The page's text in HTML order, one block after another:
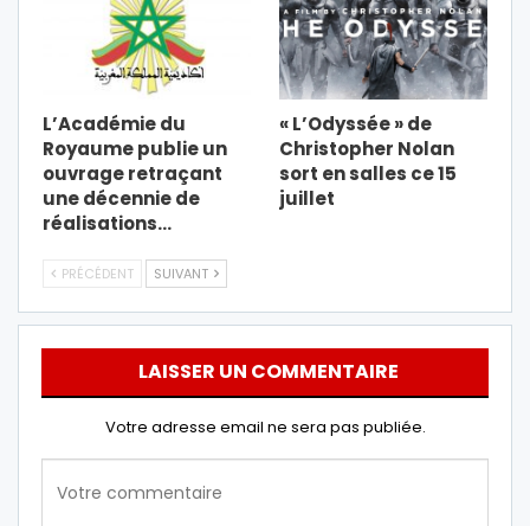
L’Académie du
Royaume publie un
ouvrage retraçant
une décennie de
réalisations…
« L’Odyssée » de
Christopher Nolan
sort en salles ce 15
juillet
PRÉCÉDENT SUIVANT
LAISSER UN COMMENTAIRE
Votre adresse email ne sera pas publiée.